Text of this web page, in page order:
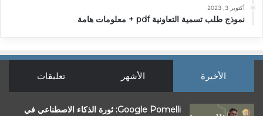
أكتوبر 3, 2023
نموذج طلب تسمية التعاونية pdf + معلومات هامة
الأخيرة الأشهر تعليقات
Google Pomelli: ثورة الذكاء الاصطناعي في